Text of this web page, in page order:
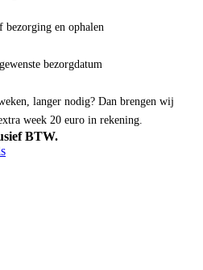
bezorging en ophalen
bezorgdatum
langer nodig? Dan brengen wij
week 20 euro in rekening.
BTW.